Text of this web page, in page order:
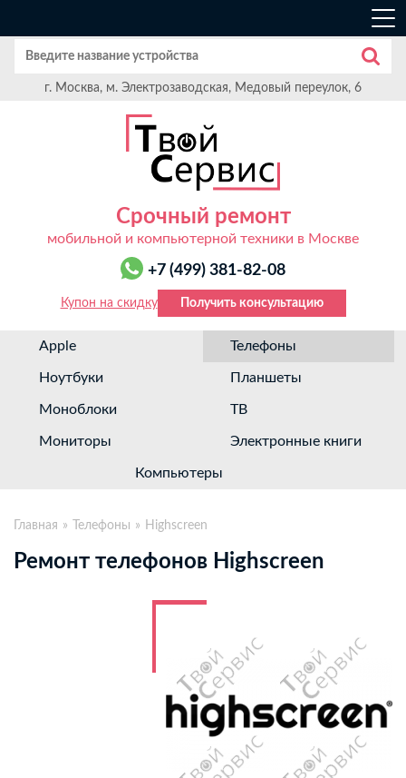
г. Москва, м. Электрозаводская, Медовый переулок, 6
Срочный ремонт
мобильной и компьютерной техники в Москве
+7 (499) 381-82-08
Купон на скидку Получить консультацию
Apple Телефоны
Ноутбуки Планшеты
Моноблоки ТВ
Мониторы Электронные книги
Компьютеры
Главная Телефоны Highscreen
Ремонт телефонов Highscreen